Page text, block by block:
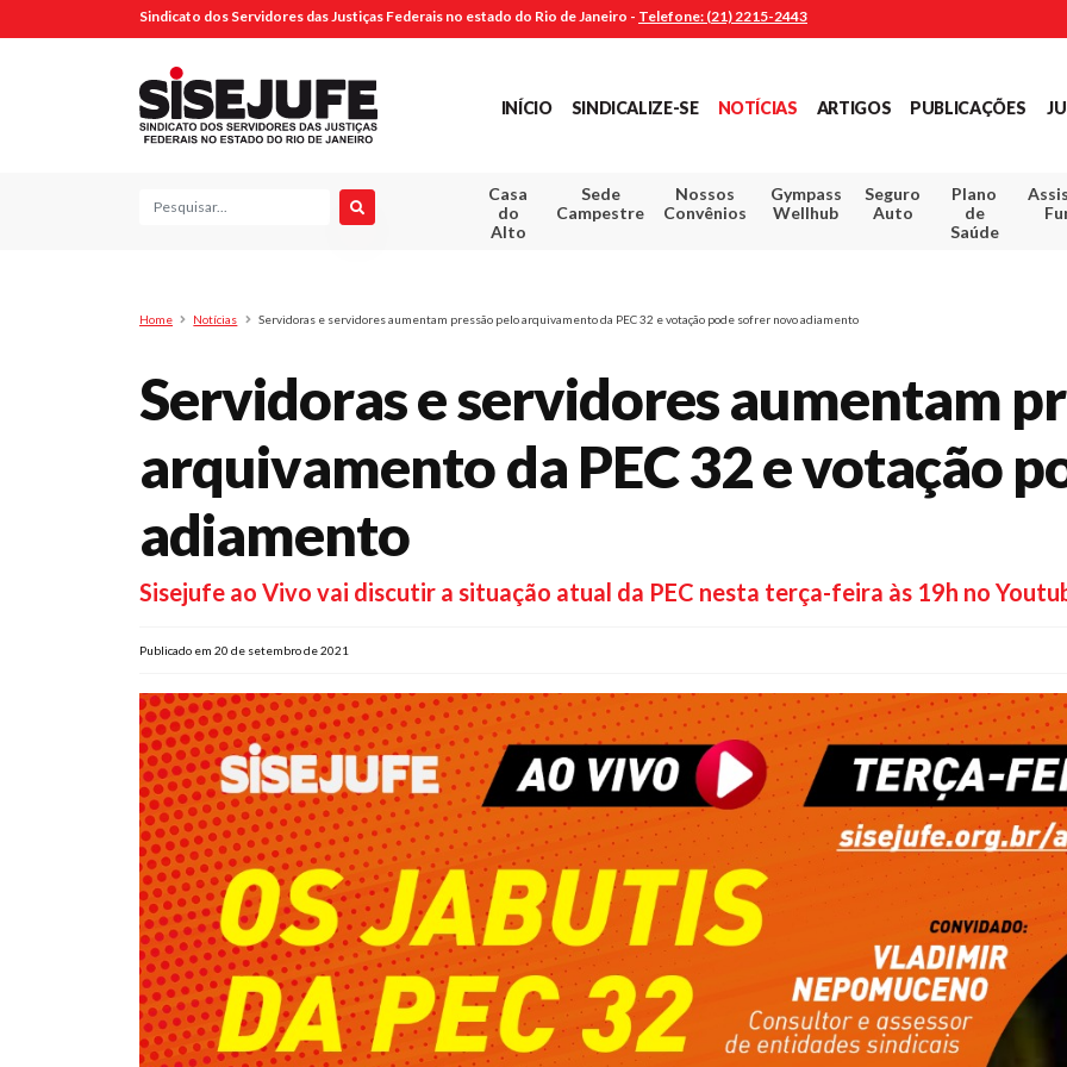
Sindicato dos Servidores das Justiças Federais no estado do Rio de Janeiro - Telefone: (21) 2215-2443
INÍCIO SINDICALIZE-SE NOTÍCIAS ARTIGOS PUBLICAÇÕES
Pesquisa
Casa
do
Alto
Sede
Campestre
Nossos
Convênios
Gympass
Wellhub
Seguro
Auto
Plano
de
Saúde
Home Notícias Servidoras e servidores aumentam pressão pelo arquivamento da PEC 32 e votação pode sofrer novo adiamento
Servidoras e servidores aumentam
arquivamento da PEC 32 e votação
adiamento
Sisejufe ao Vivo vai discutir a situação atual da PEC nesta terça-feira às 19h no
Publicado em 20 de setembro de 2021